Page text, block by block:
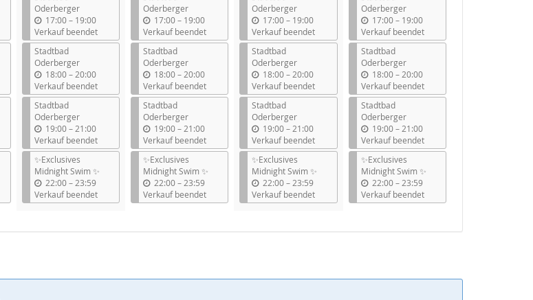
Oderberger
17:00–b
i
s
19:00
Verkauf beendet
Stadtbad
Oderberger
18:00–b
i
s
20:00
Verkauf beendet
Stadtbad
Oderberger
19:00–b
i
s
21:00
Verkauf beendet
✨Exclusives
Midnight Swim ✨
22:00–b
i
s
23:59
Verkauf beendet
Oderberger
17:00–b
i
s
19:00
Verkauf beendet
Stadtbad
Oderberger
18:00–b
i
s
20:00
Verkauf beendet
Stadtbad
Oderberger
19:00–b
i
s
21:00
Verkauf beendet
✨Exclusives
Midnight Swim ✨
22:00–b
i
s
23:59
Verkauf beendet
Oderberger
17:00 –b
i
s
19:00
Verkauf beendet
Stadtbad
Oderberger
18:00 –b
i
s
20:00
Verkauf beendet
Stadtbad
Oderberger
19:00 –b
i
s
21:00
Verkauf beendet
✨Exclusives
Midnight Swim ✨
22:00 –b
i
s
23:59
Verkauf beendet
Oderberger
17:00 –b
i
s
19:00
Verkauf beendet
Stadtbad
Oderberger
18:00 –b
i
s
20:00
Verkauf beendet
Stadtbad
Oderberger
19:00 –b
i
s
21:00
Verkauf beendet
✨Exclusives
Midnight Swim ✨
22:00 –b
i
s
23:59
Verkauf beendet